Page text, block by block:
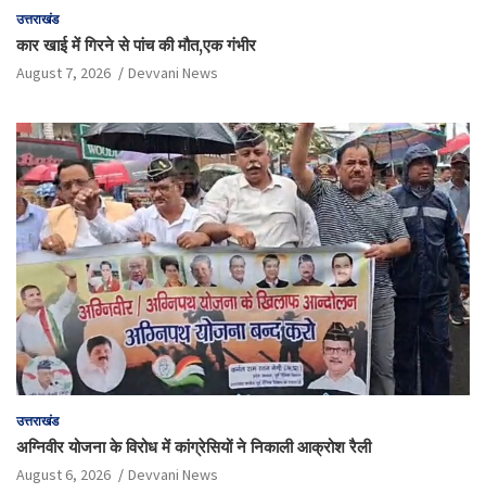
उत्तराखंड
कार खाई में गिरने से पांच की मौत,एक गंभीर
August 7, 2026 Devvani News
उत्तराखंड
अग्निवीर योजना के विरोध में कांग्रेसियों ने निकाली आक्रोश रैली
August 6, 2026 Devvani News